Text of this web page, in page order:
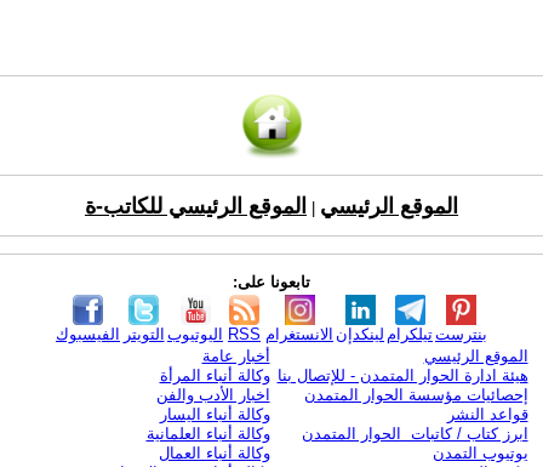
الموقع الرئيسي الموقع الرئيسي للكاتب-ة
تابعونا على:
الفيسبوك التويتر اليوتيوب RSS الانستغرام لينكدإن تيلكرامبنترست
الموقع الرئيسي
هيئة ادارة الحوار المتمدن - للإتصال بنا
إحصائيات مؤسسة الحوار المتمدن
قواعد النشر
ابرز كتاب / كاتبات الحوار المتمدن
يوتيوب التمدن
أخبار عامة
وكالة أنباء المرأة
اخبار الأدب والفن
وكالة أنباء اليسار
وكالة أنباء العلمانية
وكالة أنباء العمال